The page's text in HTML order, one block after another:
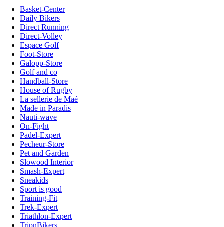
Basket-Center
Daily Bikers
Direct Running
Direct-Volley
Espace Golf
Foot-Store
Galopp-Store
Golf and co
Handball-Store
House of Rugby
La sellerie de Maé
Made in Paradis
Nauti-wave
On-Fight
Padel-Expert
Pecheur-Store
Pet and Garden
Slowood Interior
Smash-Expert
Sneakids
Sport is good
Training-Fit
Trek-Expert
Triathlon-Expert
TripnBikers